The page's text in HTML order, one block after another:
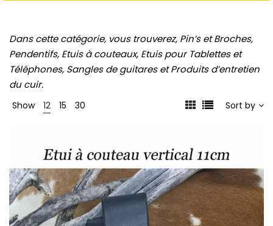
Dans cette catégorie, vous trouverez, Pin’s et Broches,
Pendentifs, Etuis à couteaux, Etuis pour Tablettes et
Téléphones, Sangles de guitares et Produits d’entretien
du cuir.
Show 12 15 30 Sort by